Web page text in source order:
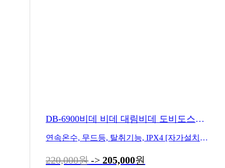
DB-6900비데 비데 대림비데 도비도스비데
연속온수, 무드등, 탈취기능, IPX4 [자가설치기준입니다]
220,000원 ->205,000원